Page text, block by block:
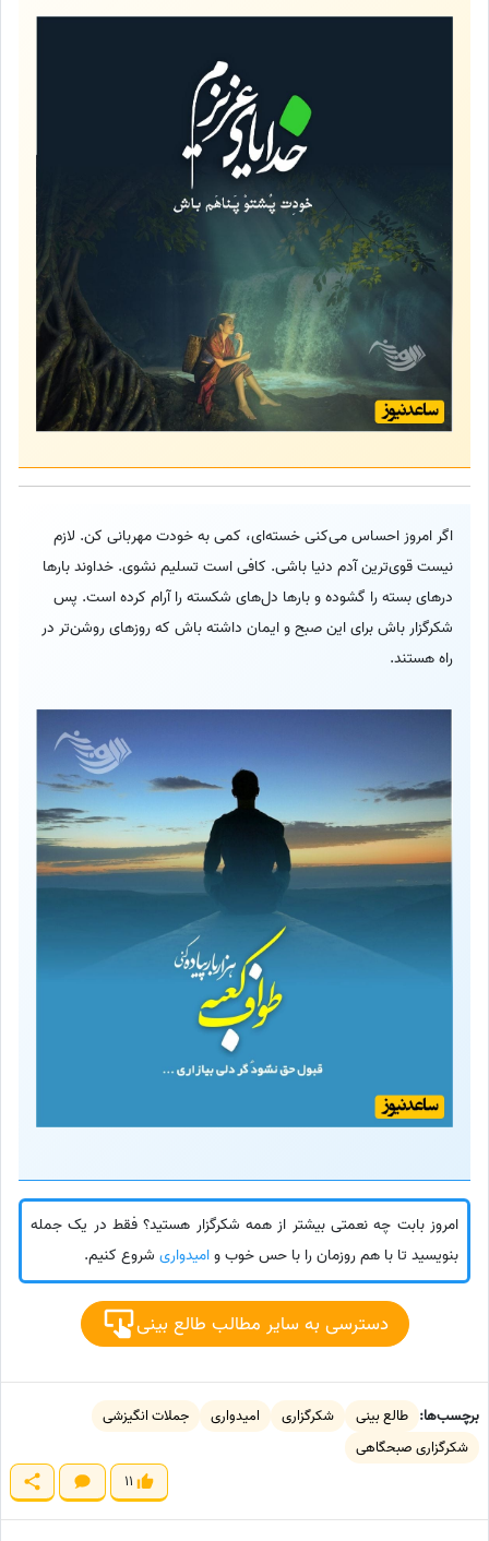
اگر امروز احساس می‌کنی خسته‌ای، کمی به خودت مهربانی کن. لازم
نیست قوی‌ترین آدم دنیا باشی. کافی است تسلیم نشوی. خداوند بارها
درهای بسته را گشوده و بارها دل‌های شکسته را آرام کرده است. پس
شکرگزار باش برای این صبح و ایمان داشته باش که روزهای روشن‌تر در
راه هستند.
امروز بابت چه نعمتی بیشتر از همه شکرگزار هستید؟ فقط در یک جمله
بنویسید تا با هم روزمان را با حس خوب وامیدواری شروع کنیم.
دسترسی به سایر مطالب طالع بینی
برچسب‌ها: طالع بینی شکرگزاری امیدواری
جملات انگیزشی
شکرگزاری صبحگاهی
11